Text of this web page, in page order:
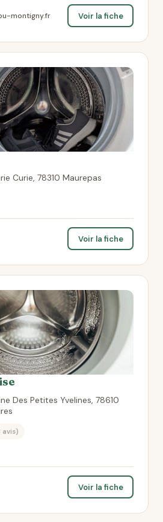
montigny.fr Voir la fiche
Curie, 78310 Maurepas
Voir la fiche
Des Petites Yvelines, 78610
avis)
Voir la fiche